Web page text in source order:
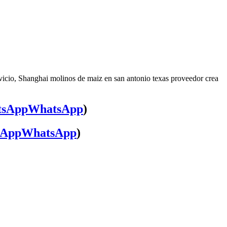
Shanghai molinos de maiz en san antonio texas proveedor crea
WhatsApp)
WhatsApp)